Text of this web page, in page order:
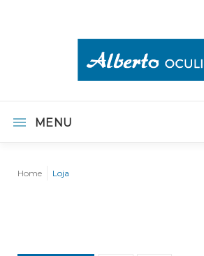
MENU
Home Loja